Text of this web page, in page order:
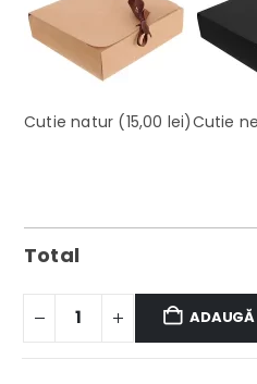
Cutie natur (15,00 lei)Cutie
Total
ADAUGĂ